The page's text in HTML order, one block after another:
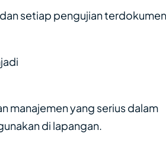
setiap pengujian
manajemen yang serius dalam
di lapangan.